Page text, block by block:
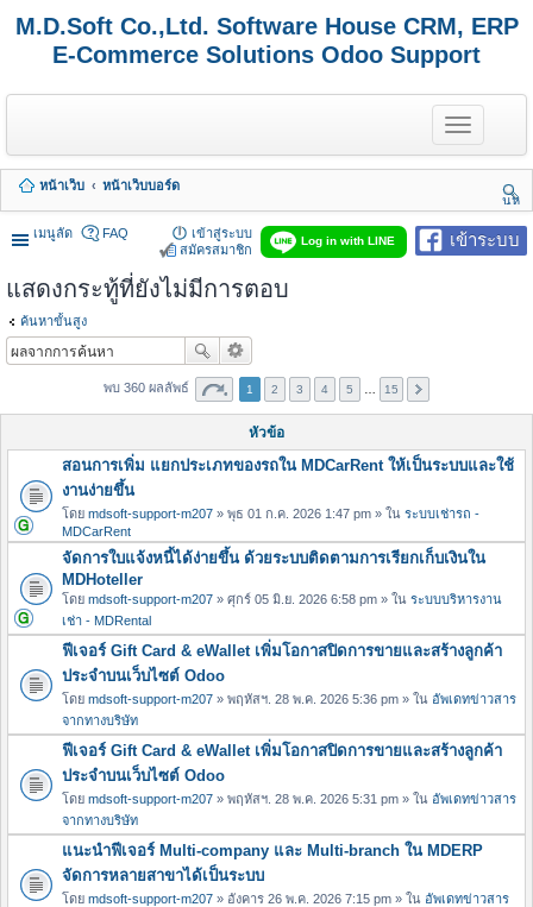
M.D.Soft Co.,Ltd. Software House CRM, ERP
E-Commerce Solutions Odoo Support
T
o
g
e
n
a
หน้าเว็บ
หน้าเว็บบอร์ด
นห
า
เมนูลัด
เข้าระบบ
Log in with LINE
FAQ
เข้าสู่ระบบ
สมัครสมาชิก
แสดงกระทู้ที่ยังไม่มีการตอบ
ค้นหาขั้นสูง
พบ 360 ผลลัพธ์ 1 2 3 4 5 15
หัวข้อ
สอนการเพิ่ม แยกประเภทของรถใน MDCarRent ให้เป็นระบบและใช้
งานง่ายขึ้น
โดย mdsoft-support-m207 » พุธ 01 ก.ค. 2026 1:47 pm » ใน ระบบเช่ารถ -
MDCarRent
จัดการใบแจ้งหนี้ได้ง่ายขึ้น ด้วยระบบติดตามการเรียกเก็บเงินใน
MDHoteller
โดย mdsoft-support-m207 » ศุกร์ 05 มิ.ย. 2026 6:58 pm » ใน ระบบบริหารงาน
เช่า - MDRental
ฟีเจอร์ Gift Card & eWallet เพิ่มโอกาสปิดการขายและสร้างลูกค้า
ประจำบนเว็บไซต์ Odoo
โดย mdsoft-support-m207 » พฤหัสฯ. 28 พ.ค. 2026 5:36 pm » ใน อัพเดทข่าวสาร
จากทางบริษัท
ฟีเจอร์ Gift Card & eWallet เพิ่มโอกาสปิดการขายและสร้างลูกค้า
ประจำบนเว็บไซต์ Odoo
โดย mdsoft-support-m207 » พฤหัสฯ. 28 พ.ค. 2026 5:31 pm » ใน อัพเดทข่าวสาร
จากทางบริษัท
แนะนำฟีเจอร์ Multi-company และ Multi-branch ใน MDERP
จัดการหลายสาขาได้เป็นระบบ
โดย mdsoft-support-m207 » อังคาร 26 พ.ค. 2026 7:15 pm » ใน อัพเดทข่าวสาร